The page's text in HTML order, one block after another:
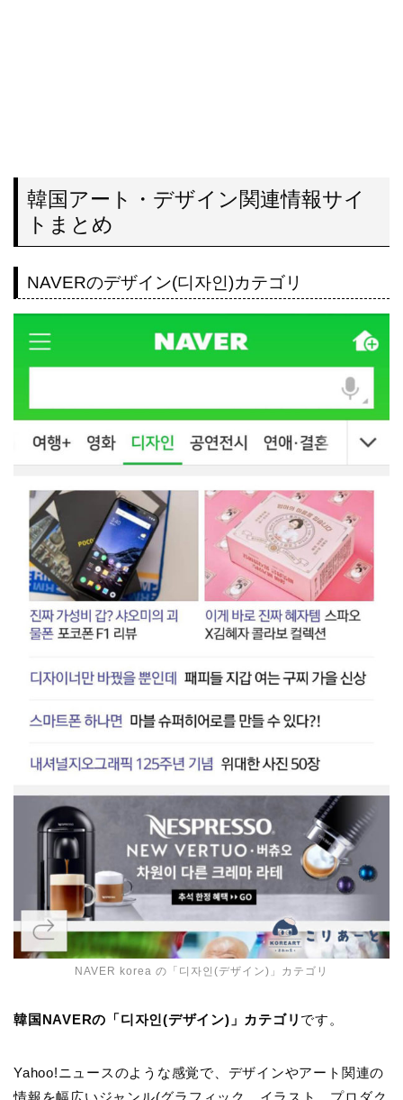
韓国アート・デザイン関連情報サイ
トまとめ
NAVERのデザイン(디자인)カテゴリ
NAVER korea の「디자인(デザイン)」カテゴリ
韓国NAVERの「디자인(デザイン)」カテゴリ です。
Yahoo!ニュースのような感覚で、デザインやアート関連の
情報を幅広いジャンル(グラフィック、イラスト、プロダク